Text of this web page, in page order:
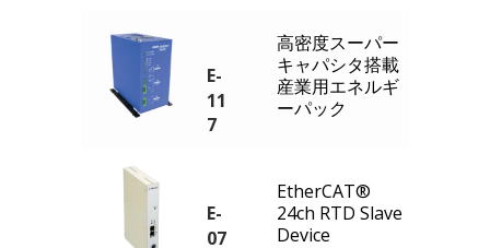
E-
11
7
高密度スーパー
キャパシタ搭載
産業用エネルギ
ーパック
E-
07
EtherCAT®
24ch RTD Slave
Device